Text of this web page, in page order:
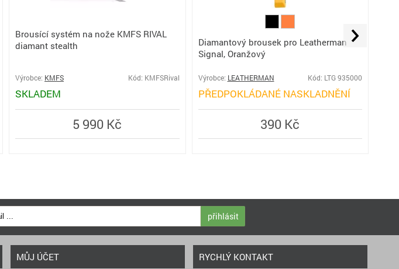
Brousící systém na nože KMFS RIVAL
diamant stealth
Výrobce: KMFS Kód: KMFSRival
SKLADEM
5 990 Kč
Diamantový brousek pro Leatherman
Signal, Oranžový
Výrobce: LEATHERMAN Kód: LTG 935000
PŘEDPOKLÁDANÉ NASKLADNĚNÍ
390 Kč
přihlásit
MŮJ ÚČET RYCHLÝ KONTAKT